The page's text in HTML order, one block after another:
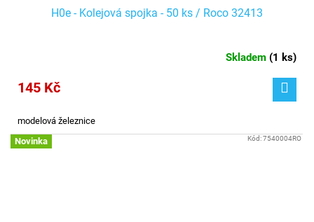
H0e - Kolejová spojka - 50 ks / Roco 32413
Skladem (1 ks)
145 Kč
modelová železnice
Novinka Kód:7540004RO